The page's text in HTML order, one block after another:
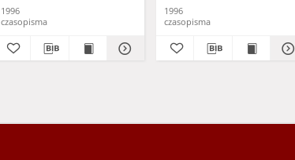
1996
czasopisma
1996
czasopisma